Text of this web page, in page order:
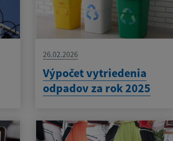
26.02.2026
Výpočet vytriedenia
odpadov za rok 2025